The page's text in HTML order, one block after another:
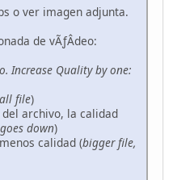
o ver imagen adjunta.
de vÃƒÂ­deo:
Increase Quality by one:
file)
archivo, la calidad
down)
calidad (bigger file,